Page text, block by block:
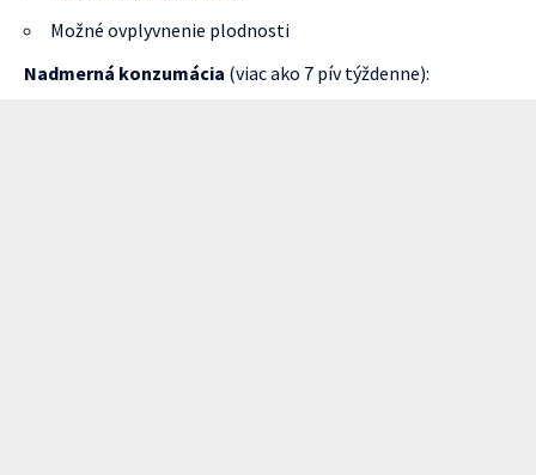
Možné ovplyvnenie plodnosti
Nadmerná konzumácia (viac ako 7 pív týždenne):